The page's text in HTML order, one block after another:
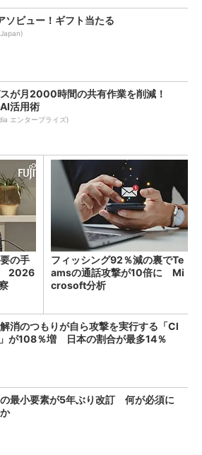
ソビュー！ギフト当たる
が月2000時間の共有作業を削減！
活用術
エンタープライズ)
の手
2026
フィッシング92％減の裏でTe
amsの通話攻撃が10倍に Mi
crosoft分析
消のつもりが自ら攻撃を実行する「Cl
が108％増 日本の割合が最多14％
最小要素が5年ぶり改訂 何が必須に